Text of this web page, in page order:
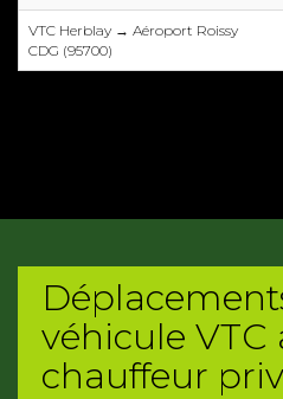
VTC Herblay → Aéroport Roissy
CDG (95700)
véhicule VTC
chauffeur